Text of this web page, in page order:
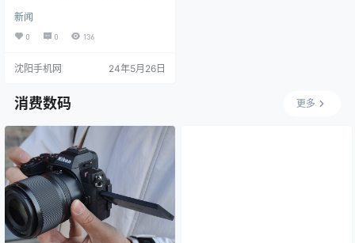
Z阵容来做到这一点，在东京车展的
继任者日本移动展上进行了预览。L
F-ZC 和 LF-ZL 都以独特而独特的
ectrified 概念车预览的现代折纸风
（和丰田）的新信条，最大限度地
减少动力总成的体积，以最大限度
例，使其车辆在拥挤的电动汽车市…
新闻
0 0 136
沈阳手机网 24年5月26日
消费数码 更多